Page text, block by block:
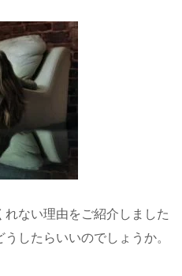
ない理由をご紹介しました
したらいいのでしょうか。